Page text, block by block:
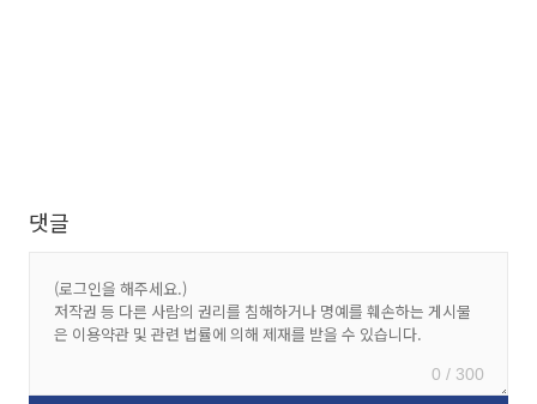
댓글
0 / 300